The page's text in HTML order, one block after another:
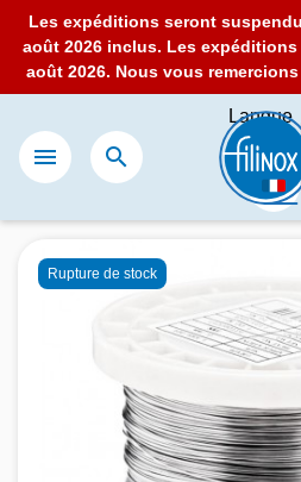
Les expéditions seront
août 2026 inclus. Les
août 2026. Nous vous
 
Langue
:
Rupture de stock